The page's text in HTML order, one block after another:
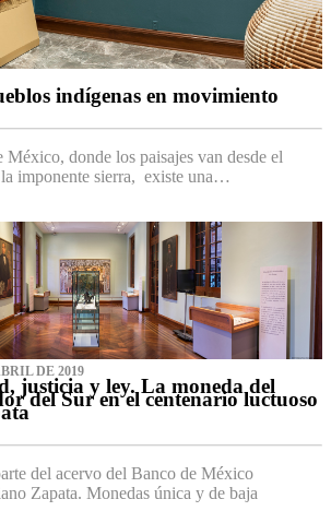
indígenas en movimiento
México, donde los paisajes van desde el
la imponente sierra, existe una…
DE 2019
justicia y ley. La moneda del
del Sur en el centenario luctuoso
del acervo del Banco de México
Zapata. Monedas única y de baja